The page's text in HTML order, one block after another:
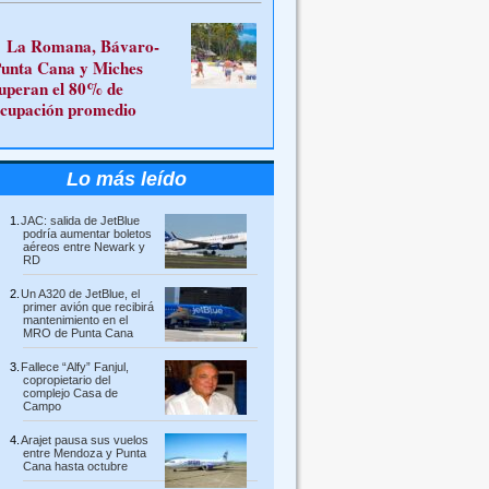
La Romana, Bávaro-
Cana y Miches
el 80% de
promedio
Lo más leído
JAC: salida de JetBlue
podría aumentar boletos
aéreos entre Newark y
RD
Un A320 de JetBlue, el
primer avión que recibirá
mantenimiento en el
MRO de Punta Cana
Fallece “Alfy” Fanjul,
copropietario del
complejo Casa de
Campo
Arajet pausa sus vuelos
entre Mendoza y Punta
Cana hasta octubre